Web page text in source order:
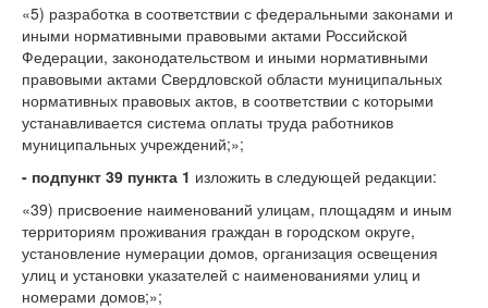
«5) разработка в соответствии с федеральными законами и
иными нормативными правовыми актами Российской
Федерации, законодательством и иными нормативными
правовыми актами Свердловской области муниципальных
нормативных правовых актов, в соответствии с которыми
устанавливается система оплаты труда работников
муниципальных учреждений;»;
- подпункт 39 пункта 1 изложить в следующей редакции:
«39) присвоение наименований улицам, площадям и иным
территориям проживания граждан в городском округе,
установление нумерации домов, организация освещения
улиц и установки указателей с наименованиями улиц и
номерами домов;»;